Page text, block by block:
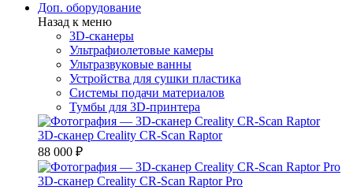
Доп. оборудование
Назад к меню
3D-сканеры
Ультрафиолетовые камеры
Ультразвуковые ванны
Устройства для сушки пластика
Системы подачи материалов
Тумбы для 3D-принтера
3D-сканер Creality CR-Scan Raptor
88 000 ₽
3D-сканер Creality CR-Scan Raptor Pro